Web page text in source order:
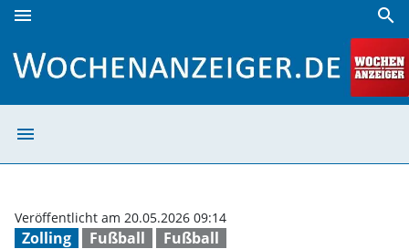
menu search
menu
Zolling Fußball Fußball
Veröffentlicht am 20.05.2026 09:14